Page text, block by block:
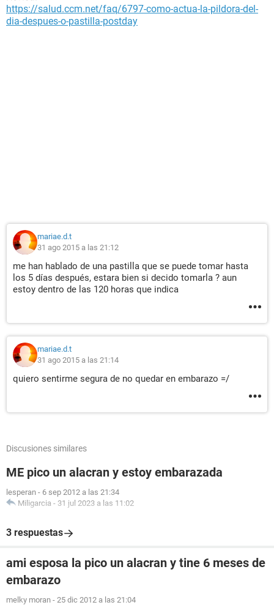
https://salud.ccm.net/faq/6797-como-actua-la-pildora-del-
dia-despues-o-pastilla-postday
mariae.d.t
31 ago 2015 a las 21:12
me han hablado de una pastilla que se puede tomar hasta
los 5 días después, estara bien si decido tomarla ? aun
estoy dentro de las 120 horas que indica
mariae.d.t
31 ago 2015 a las 21:14
quiero sentirme segura de no quedar en embarazo =/
Discusiones similares
ME pico un alacran y estoy embarazada
lesperan - 6 sep 2012 a las 21:34
Miligarcia - 31 jul 2023 a las 11:02
3 respuestas
ami esposa la pico un alacran y tine 6 meses de
embarazo
melky moran - 25 dic 2012 a las 21:04